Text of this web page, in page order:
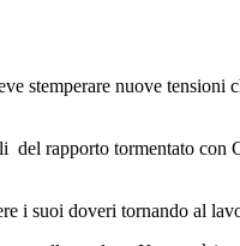
stemperare nuove tensioni
del rapporto tormentato con
i suoi doveri tornando al